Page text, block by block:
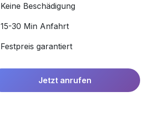
Keine Beschädigung
15-30 Min Anfahrt
Festpreis garantiert
Jetzt anrufen